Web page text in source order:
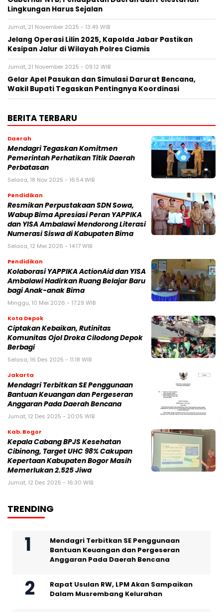
Lingkungan Harus Sejalan
Jumat, 21 November 2025 - 13:49 WIB
Jelang Operasi Lilin 2025, Kapolda Jabar Pastikan
Kesipan Jalur di Wilayah Polres Ciamis
Jumat, 21 November 2025 - 09:12 WIB
Gelar Apel Pasukan dan Simulasi Darurat Bencana,
Wakil Bupati Tegaskan Pentingnya Koordinasi
BERITA TERBARU
Daerah
Mendagri Tegaskan Komitmen
Pemerintah Perhatikan Titik Daerah
Perbatasan
Selasa, 18 Nov 2025 - 16:54 WIB
Pendidikan
Resmikan Perpustakaan SDN Sowa,
Wabup Bima Apresiasi Peran YAPPIKA
dan YISA Ambalawi Mendorong Literasi
Numerasi Siswa di Kabupaten Bima
Selasa, 12 Mei 2026 - 14:17 WIB
Pendidikan
Kolaborasi YAPPIKA ActionAid dan YISA
Ambalawi Hadirkan Ruang Belajar Baru
bagi Anak-anak Bima
Minggu, 10 Mei 2026 - 17:29 WIB
Kota Depok
Ciptakan Kebaikan, Rutinitas
Komunitas Ojol Droka Cilodong Depok
Berbagi
Selasa, 16 Des 2025 - 11:18 WIB
Jakarta
Mendagri Terbitkan SE Penggunaan
Bantuan Keuangan dan Pergeseran
Anggaran Pada Daerah Bencana
Jumat, 12 Des 2025 - 20:05 WIB
Kab. Bogor
Kepala Cabang BPJS Kesehatan
Cibinong, Target UHC 98% Cakupan
Kepertaan Kabupaten Bogor Masih
Memerlukan 2.525 Jiwa
Jumat, 12 Des 2025 - 16:30 WIB
TRENDING
Mendagri Terbitkan SE Penggunaan
Bantuan Keuangan dan Pergeseran
Anggaran Pada Daerah Bencana
Rapat Usulan RW, LPM Akan Sampaikan
Dalam Musrembang Kelurahan